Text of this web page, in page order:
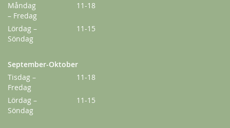
Louise Bugnet
198,00 kr
Måndag
– Fredag
11-18
Lördag –
Söndag
11-15
September-Oktober
Tisdag –
Fredag
11-18
Lördag –
Söndag
11-15